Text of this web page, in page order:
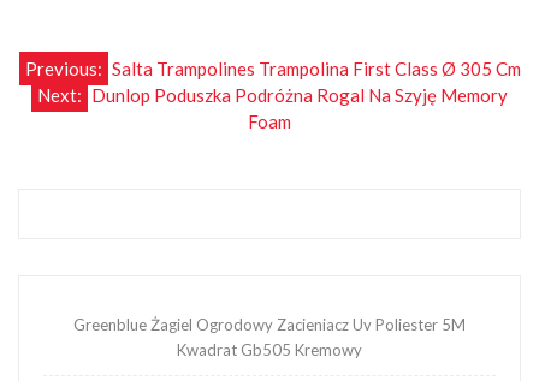
Nawigacja
wpisu
Previous: Salta Trampolines Trampolina First Class Ø 305 Cm
Next: Dunlop Poduszka Podróżna Rogal Na Szyję Memory
Foam
Greenblue Żagiel Ogrodowy Zacieniacz Uv Poliester 5M
Kwadrat Gb505 Kremowy